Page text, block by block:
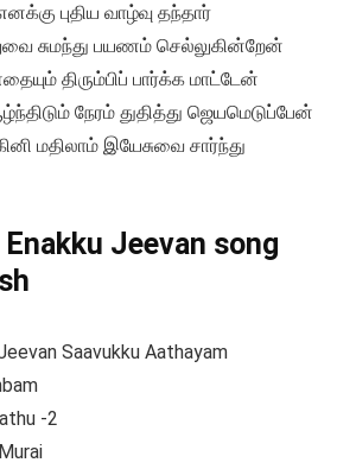
புதிய வாழ்வு தந்தார்
சுமந்து பயணம் செல்லுகின்றேன்
திரும்பிப் பார்க்க மாட்டேன்
நேரம் துதித்து ஜெயமெடுப்பேன்
மதிலாம் இயேசுவை சார்ந்து
Jeevan song
Saavukku Aathayam
-2